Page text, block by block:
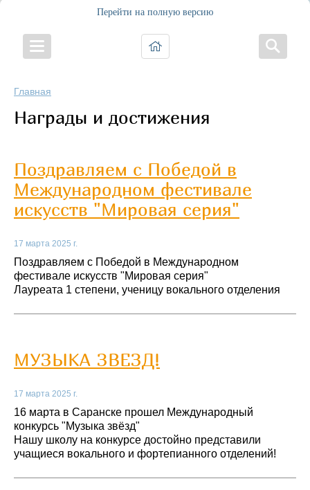
Перейти на полную версию
Главная
Награды и достижения
Поздравляем с Победой в
Международном фестивале
искусств "Мировая серия"
17 марта 2025 г.
Поздравляем с Победой в Международном
фестивале искусств "Мировая серия"
Лауреата 1 степени, ученицу вокального отделения
МУЗЫКА ЗВЕЗД!
17 марта 2025 г.
16 марта в Саранске прошел Международный
конкурсь "Музыка звёзд"
Нашу школу на конкурсе достойно представили
учащиеся вокального и фортепианного отделений!